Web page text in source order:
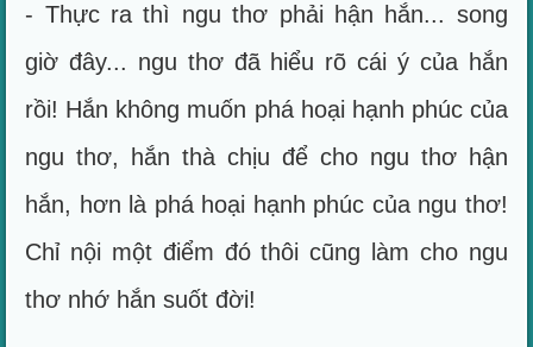
- Thực ra thì ngu thơ phải hận hắn... song
giờ đây... ngu thơ đã hiểu rõ cái ý của hắn
rồi! Hắn không muốn phá hoại hạnh phúc của
ngu thơ, hắn thà chịu để cho ngu thơ hận
hắn, hơn là phá hoại hạnh phúc của ngu thơ!
Chỉ nội một điểm đó thôi cũng làm cho ngu
thơ nhớ hắn suốt đời!